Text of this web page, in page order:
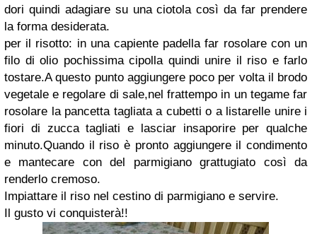
dori quindi adagiare su una ciotola così da far prendere
la forma desiderata.
per il risotto: in una capiente padella far rosolare con un
filo di olio pochissima cipolla quindi unire il riso e farlo
tostare.A questo punto aggiungere poco per volta il brodo
vegetale e regolare di sale,nel frattempo in un tegame far
rosolare la pancetta tagliata a cubetti o a listarelle unire i
fiori di zucca tagliati e lasciar insaporire per qualche
minuto.Quando il riso è pronto aggiungere il condimento
e mantecare con del parmigiano grattugiato così da
renderlo cremoso.
Impiattare il riso nel cestino di parmigiano e servire.
Il gusto vi conquisterà!!